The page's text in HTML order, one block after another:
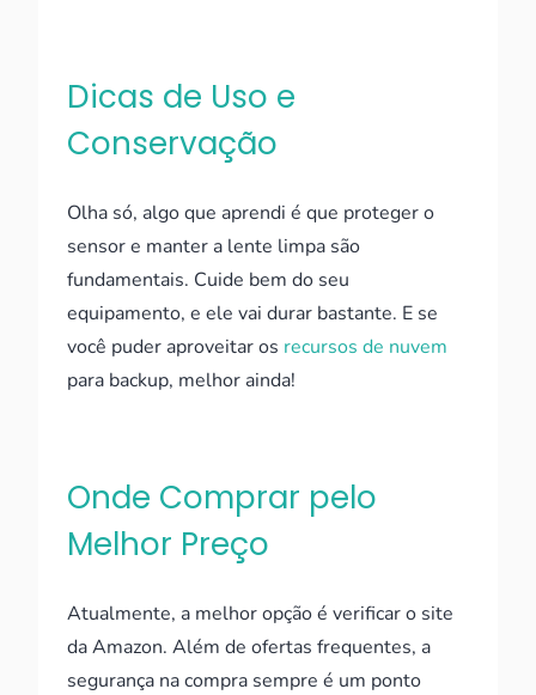
Dicas de Uso e
Conservação
Olha só, algo que aprendi é que proteger o
sensor e manter a lente limpa são
fundamentais. Cuide bem do seu
equipamento, e ele vai durar bastante. E se
você puder aproveitar os recursos de nuvem
para backup, melhor ainda!
Onde Comprar pelo
Melhor Preço
Atualmente, a melhor opção é verificar o site
da Amazon. Além de ofertas frequentes, a
segurança na compra sempre é um ponto